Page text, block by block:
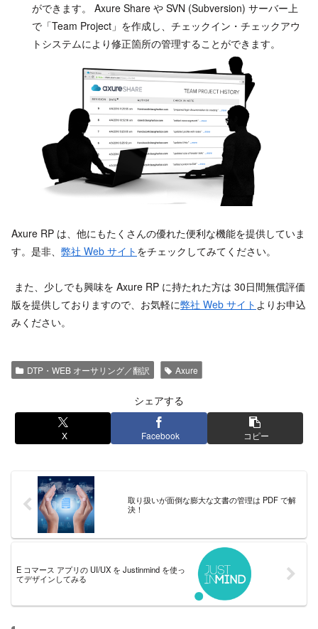
ができます。 Axure Share や SVN (Subversion) サーバー上
で「Team Project」を作成し、チェックイン・チェックアウ
トシステムにより修正箇所の管理することができます。
Axure RP は、他にもたくさんの優れた便利な機能を提供していま
す。是非、 弊社 Web サイト をチェックしてみてください。
また、少しでも興味を Axure RP に持たれた方は 30日間無償評価
版を提供しておりますので、お気軽に弊社 Web サイト よりお申込
みください。
DTP・WEB オーサリング／翻訳 Axure
シェアする
X Facebook コピー
取り扱いが面倒な膨大な文書の管理は PDF で解
決！
E コマース アプリの UI/UX を Justinmind を使っ
てデザインしてみる